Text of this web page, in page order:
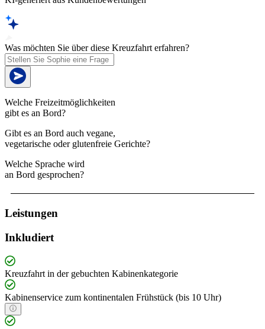
Was möchten Sie über diese Kreuzfahrt erfahren?
Welche Freizeitmöglichkeiten
gibt es an Bord?
Gibt es an Bord auch vegane,
vegetarische oder glutenfreie Gerichte?
Welche Sprache wird
an Bord gesprochen?
Leistungen
Inkludiert
Kreuzfahrt in der gebuchten Kabinenkategorie
Kabinenservice zum kontinentalen Frühstück (bis 10 Uhr)